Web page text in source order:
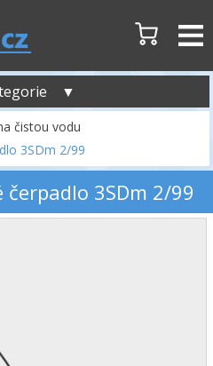
▼
čistou vodu
3SDm 2/99
3SDm 2/99